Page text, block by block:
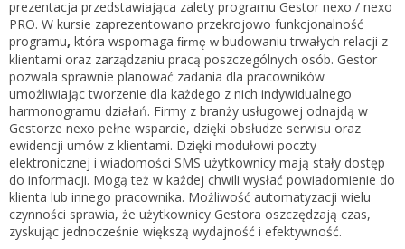
Portal Dokumentów z obsługą KSeF dla firm
Portal Dokumentów z obsługą KSeF dla biur
rachunkowych
Logowanie do Akademi InsERT
Login
Hasło
Zapomniałem hasła
Nie masz konta
prezentacja przedstawiająca zalety programu Gestor nexo / nexo
PRO. W kursie zaprezentowano przekrojowo funkcjonalność
programu, która wspomaga firmę w budowaniu trwałych relacji z
klientami oraz zarządzaniu pracą poszczególnych osób. Gestor
pozwala sprawnie planować zadania dla pracowników
umożliwiając tworzenie dla każdego z nich indywidualnego
harmonogramu działań. Firmy z branży usługowej odnajdą w
Gestorze nexo pełne wsparcie, dzięki obsłudze serwisu oraz
ewidencji umów z klientami. Dzięki modułowi poczty
elektronicznej i wiadomości SMS użytkownicy mają stały dostęp
do informacji. Mogą też w każdej chwili wysłać powiadomienie do
klienta lub innego pracownika. Możliwość automatyzacji wielu
czynności sprawia, że użytkownicy Gestora oszczędzają czas,
zyskując jednocześnie większą wydajność i efektywność.